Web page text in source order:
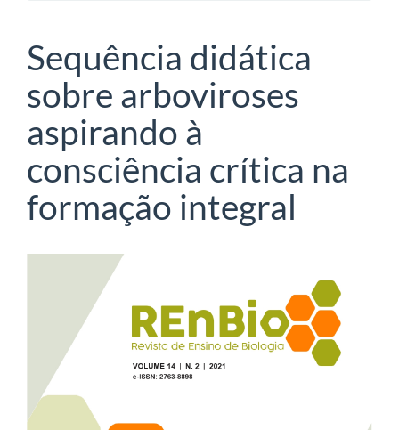
Sequência didática
sobre arboviroses
aspirando à
consciência crítica na
formação integral
lateral
artigos